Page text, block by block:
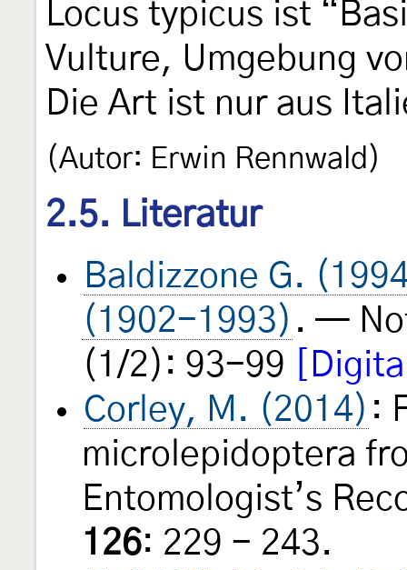
Locus typicus ist
Vulture, Umgebung
Die Art ist nur aus
(Autor: Erwin Rennwald)
2.5. Literatur
Baldizzone G.
(1902-1993) . —
(1/2): 93-99
Corley, M. (2014) :
microlepidoptera
Entomologist’s
126: 229 - 243.